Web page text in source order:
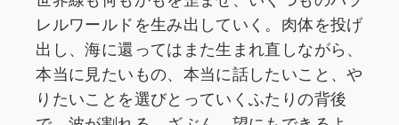
レルワールドを生み出していく。肉体を投げ
出し、海に還ってはまた生まれ直しながら、
本当に見たいもの、本当に話したいこと、や
りたいことを選びとっていくふたりの背後